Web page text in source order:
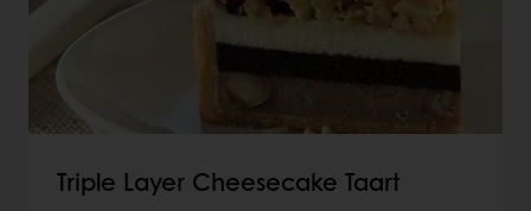
Triple Layer Cheesecake Taart